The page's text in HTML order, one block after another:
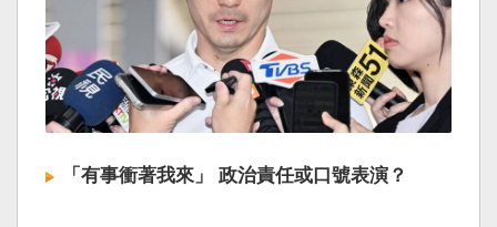
「有事衝著我來」 政治責任或口號表演？